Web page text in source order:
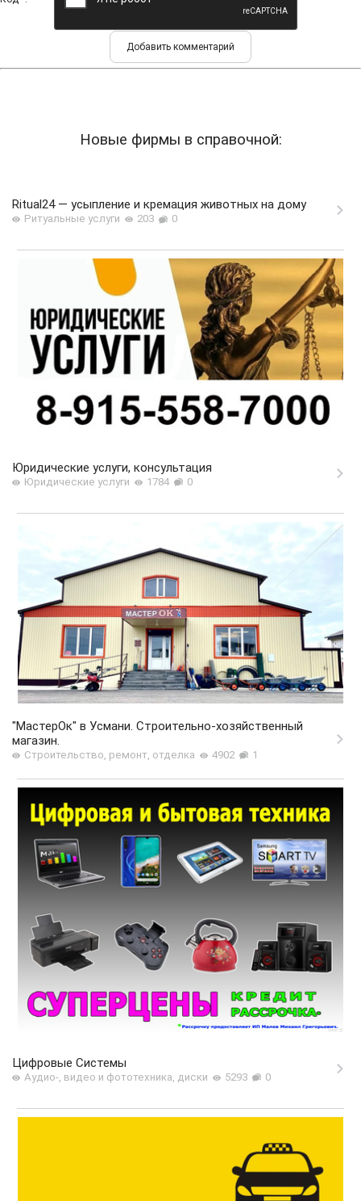
Новые фирмы в справочной:
Ritual24 — усыпление и кремация животных на дому
Ритуальные услуги 203 0
Юридические услуги, консультация
Юридические услуги 1784 0
"МастерОк" в Усмани. Строительно-хозяйственный
магазин.
Строительство, ремонт, отделка 4902 1
Цифровые Системы
Аудио-, видео и фототехника, диски 5293 0